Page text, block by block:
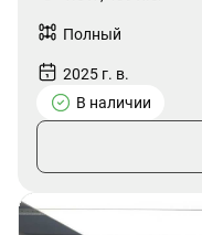
Полный
2025 г. в.
В наличии